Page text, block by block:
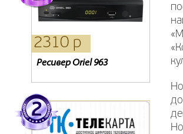
1420 р
Oriel 311
1320 р
Ресивер Oriel 303
2310 р
Ресивер Oriel 963